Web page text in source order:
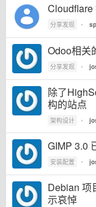
Cloudflare
分享发现 •
Odoo相关
分享发现 •
除了
构的站点
架构设计 •
GIMP 3.0
安装配置 •
Debian 项
示哀悼